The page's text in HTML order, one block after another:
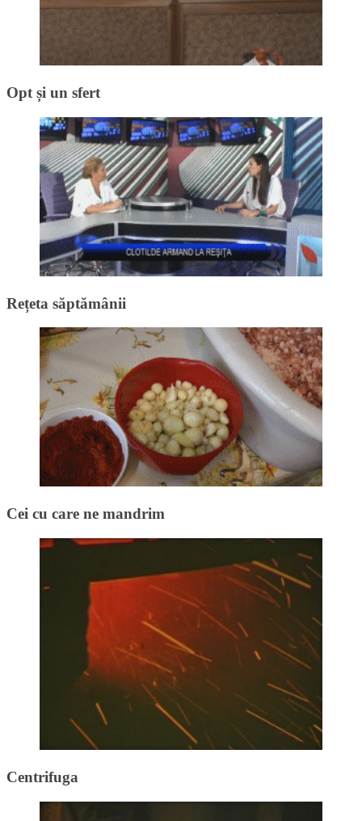
Opt și un sfert
Rețeta săptămânii
Cei cu care ne mandrim
Centrifuga